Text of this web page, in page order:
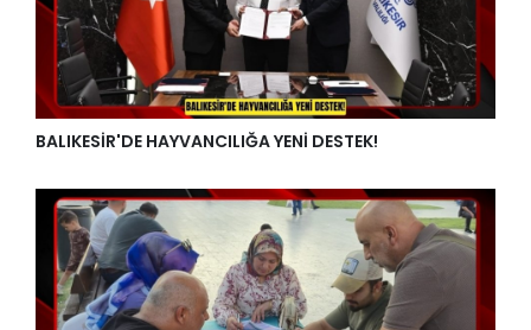
BALIKESİR'DE HAYVANCILIĞA YENİ DESTEK!